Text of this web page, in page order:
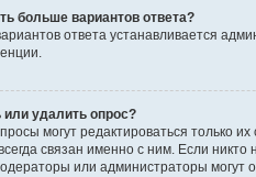
больше вариантов ответа?
ответа устанавливается
или удалить опрос?
могут редактироваться только
связан именно с ним. Если
или администраторы могут